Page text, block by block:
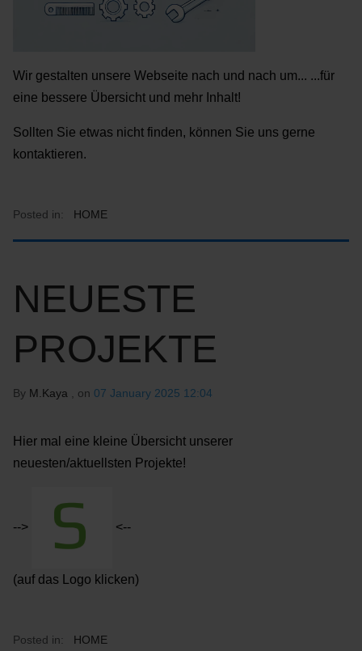
Wir gestalten unsere Webseite nach und nach um... ...für
eine bessere Übersicht und mehr Inhalt!
Sollten Sie etwas nicht finden, können Sie uns gerne
kontaktieren.
Posted in: HOME
NEUESTE
PROJEKTE
By M.Kaya , on 07 January 2025 12:04
Hier mal eine kleine Übersicht unserer
neuesten/aktuellsten Projekte!
--> <--
(auf das Logo klicken)
Posted in: HOME